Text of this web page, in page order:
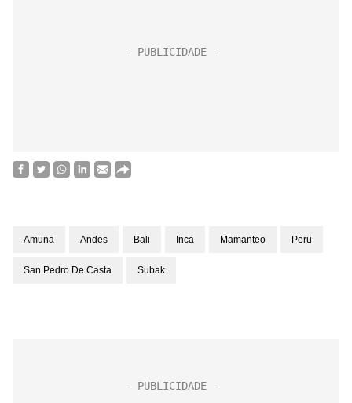
Amuna Andes Bali Inca Mamanteo Peru
San Pedro De Casta Subak